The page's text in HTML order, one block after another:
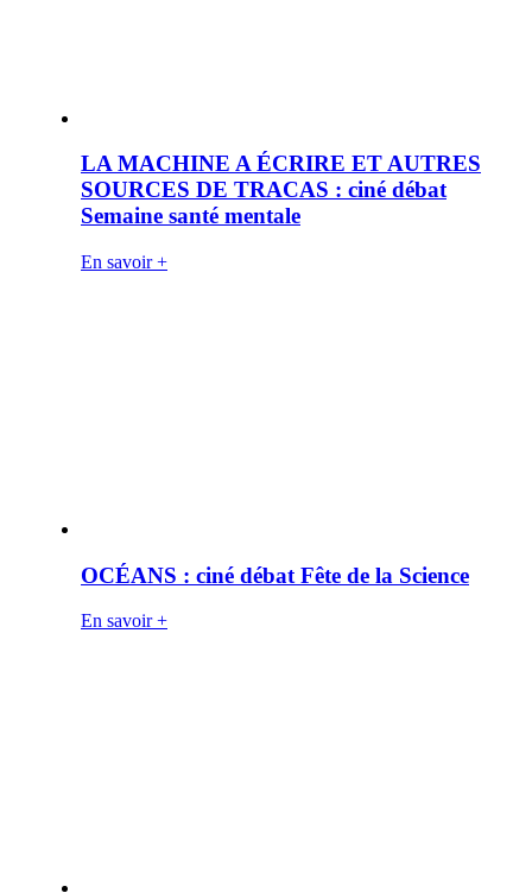
LA MACHINE A ÉCRIRE ET AUTRES
SOURCES DE TRACAS : ciné débat
Semaine santé mentale
En savoir +
OCÉANS : ciné débat Fête de la Science
En savoir +